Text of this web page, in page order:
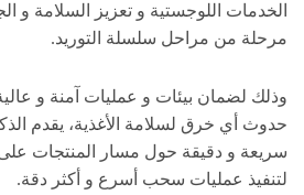
الخدمات اللوجستية و تعزيز السلامة و
مرحلة من مراحل سلسلة التوريد.
وذلك لضمان بيئات و عمليات آمنة و
حدوث أي خرق لسلامة الأغذية، يقدم
سريعة و دقيقة حول مسار المنتجات
لتنفيذ عمليات سحب أسرع و أكثر دقة.